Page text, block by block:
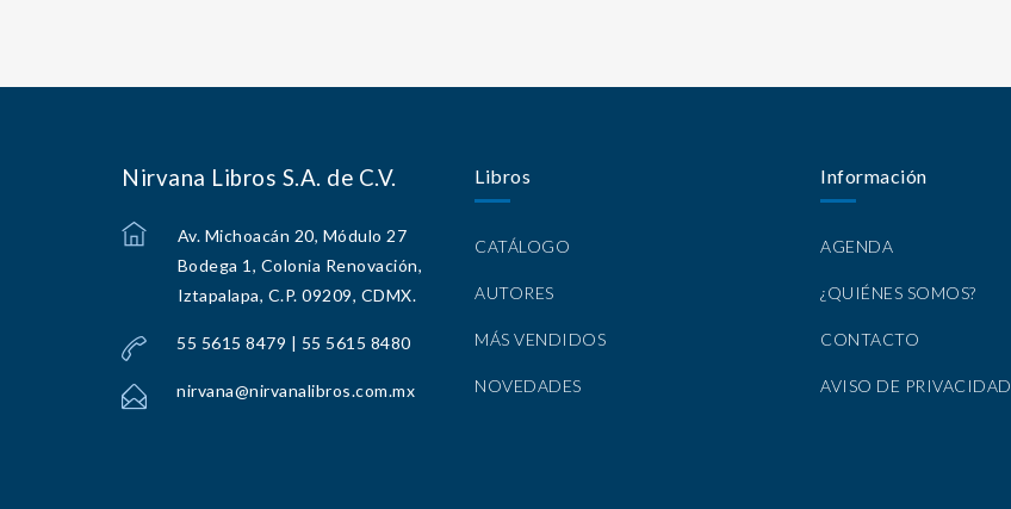
Nirvana Libros S.A. de C.V.
Av. Michoacán 20, Módulo 27
Bodega 1, Colonia Renovación,
Iztapalapa, C.P. 09209, CDMX.
55 5615 8479 | 55 5615 8480
nirvana@nirvanalibros.com.mx
Libros
CATÁLOGO
AUTORES
MÁS VENDIDOS
NOVEDADES
Información
AGENDA
¿QUIÉNES SOMOS?
CONTACTO
AVISO DE PRIVACIDAD